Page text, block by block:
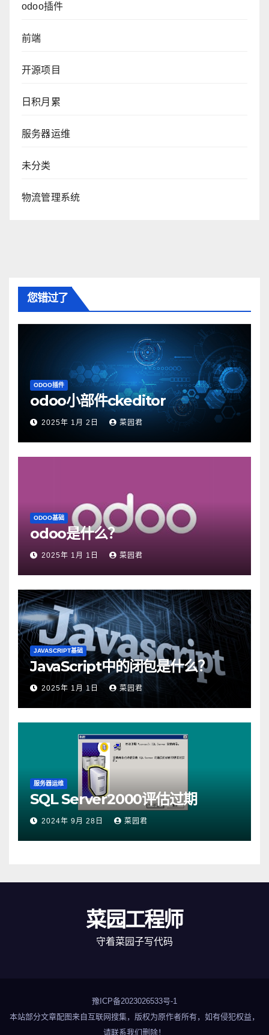
odoo插件
前端
开源项目
日积月累
服务器运维
未分类
物流管理系统
您错过了
ODOO插件
odoo小部件ckeditor
2025年 1月 2日 菜园君
ODOO基础
odoo是什么？
2025年 1月 1日 菜园君
JAVASCRIPT基础
JavaScript中的闭包是什么？
2025年 1月 1日 菜园君
服务器运维
SQL Server2000评估过期
2024年 9月 28日 菜园君
菜园工程师
守着菜园子写代码
豫ICP备2023026533号-1
本站部分文章配图来自互联网搜集，版权为原作者所有，如有侵犯权益，
请联系我们删除！